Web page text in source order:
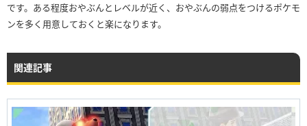
です。ある程度おやぶんとレベルが近く、おやぶんの弱点をつけるポケモ
ンを多く用意しておくと楽になります。
関連記事